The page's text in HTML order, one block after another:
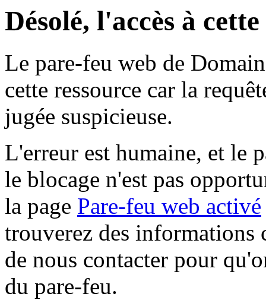
Désolé, l'accès à
Le pare-feu web de
cette ressource car la
jugée suspicieuse.
L'erreur est humaine, et le
le blocage n'est pas
la page Pare-feu web activé
trouverez des informations
de nous contacter pour
du pare-feu.